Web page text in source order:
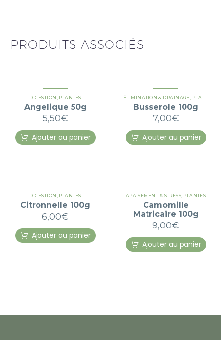
PRODUITS ASSOCIÉS
DIGESTION PLANTES
Angelique 50g
5,50€
Ajouter au panier
ÉLIMINATION & DRAINAGE PLANTES
Busserole 100g
7,00€
Ajouter au panier
DIGESTION PLANTES
Citronnelle 100g
6,00€
Ajouter au panier
APAISEMENT & STRESS PLANTES
Camomille
Matricaire 100g
9,00€
Ajouter au panier